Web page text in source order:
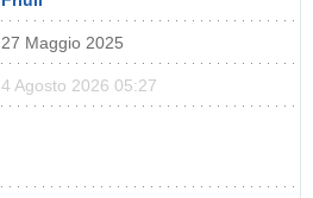
27 Maggio 2025
4 Agosto 2026 05:27